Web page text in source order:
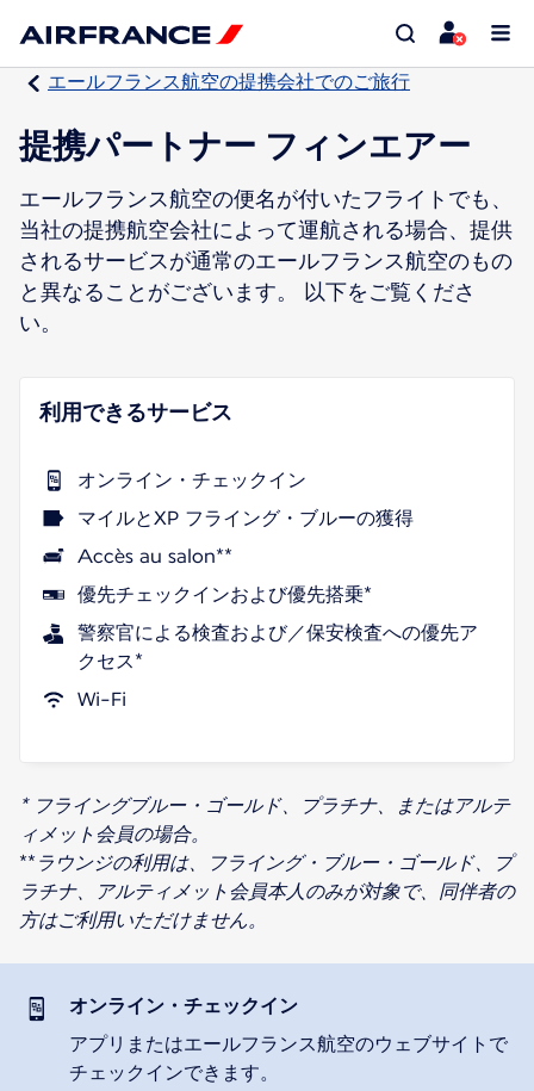
エールフランス航空の提携会社でのご旅行
提携パートナー フィンエアー
エールフランス航空の便名が付いたフライトでも、
当社の提携航空会社によって運航される場合、提供
されるサービスが通常のエールフランス航空のもの
と異なることがございます。 以下をご覧くださ
い。
利用できるサービス
オンライン・チェックイン
マイルとXP フライング・ブルーの獲得
Accès au salon**
優先チェックインおよび優先搭乗*
警察官による検査および／保安検査への優先ア
クセス*
Wi-Fi
* フライングブルー・ゴールド、プラチナ、またはアルテ
ィメット会員の場合。
** ラウンジの利用は、フライング・ブルー・ゴールド、プ
ラチナ、アルティメット会員本人のみが対象で、同伴者の
方はご利用いただけません。
オンライン・チェックイン
アプリまたはエールフランス航空のウェブサイトで
チェックインできます。